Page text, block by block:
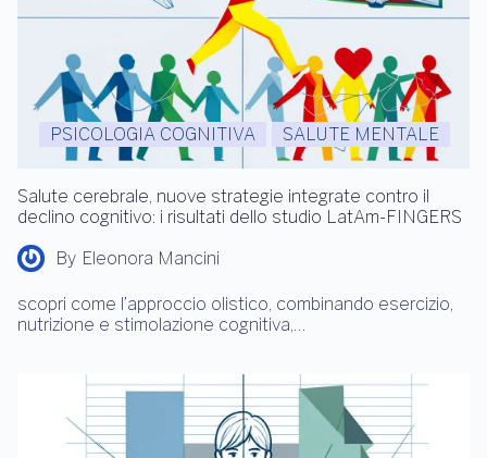
PSICOLOGIA COGNITIVA SALUTE MENTALE
Salute cerebrale, nuove strategie integrate contro il
declino cognitivo: i risultati dello studio LatAm-FINGERS
By Eleonora Mancini
scopri come l’approccio olistico, combinando esercizio,
nutrizione e stimolazione cognitiva,…